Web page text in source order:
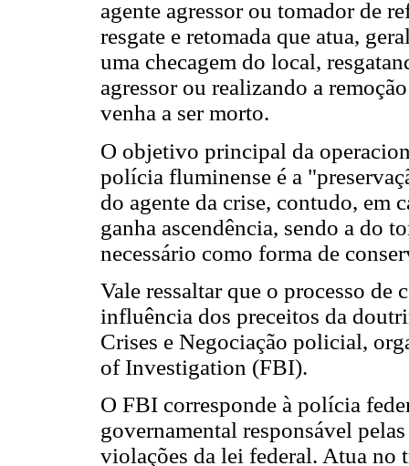
agente agressor ou tomador de
resgate e retomada que atua,
uma checagem do local,
agressor ou realizando a
venha a ser morto.
O objetivo principal da
polícia fluminense é a
do agente da crise, contudo, em
ganha ascendência, sendo a do
necessário como forma de
Vale ressaltar que o processo de
influência dos preceitos da
Crises e Negociação policial,
of Investigation (FBI).
O FBI corresponde à polícia
governamental responsável
violações da lei federal. Atua no